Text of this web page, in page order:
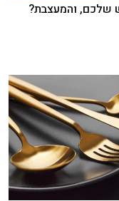
שלכם, והמעצבת?